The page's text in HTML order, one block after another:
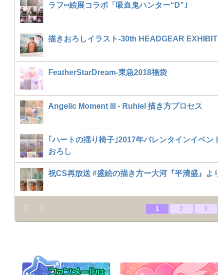
ラフ∞絵展コラボ「吸血鬼ハンター“D”｣
描きおろしイラスト-30th HEADGEAR
FeatherStarDream-東急2018福袋
Angelic Moment lll - Ruhiel 描き方プロセス
｢ハートの揺り椅子｣2017年バレンタインイベン
おろし
祝CS再放送 #盛絵の描き方ー大河『平清盛』よ
1 2 3